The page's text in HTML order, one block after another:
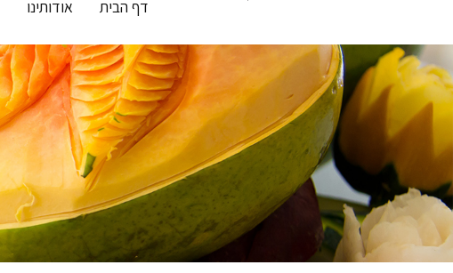
דף הבית אודותינו